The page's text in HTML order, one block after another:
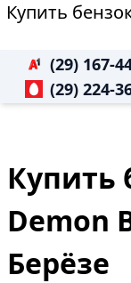
Купить
(29) 167-
(29) 224-
Купить
Demon
Берёзе